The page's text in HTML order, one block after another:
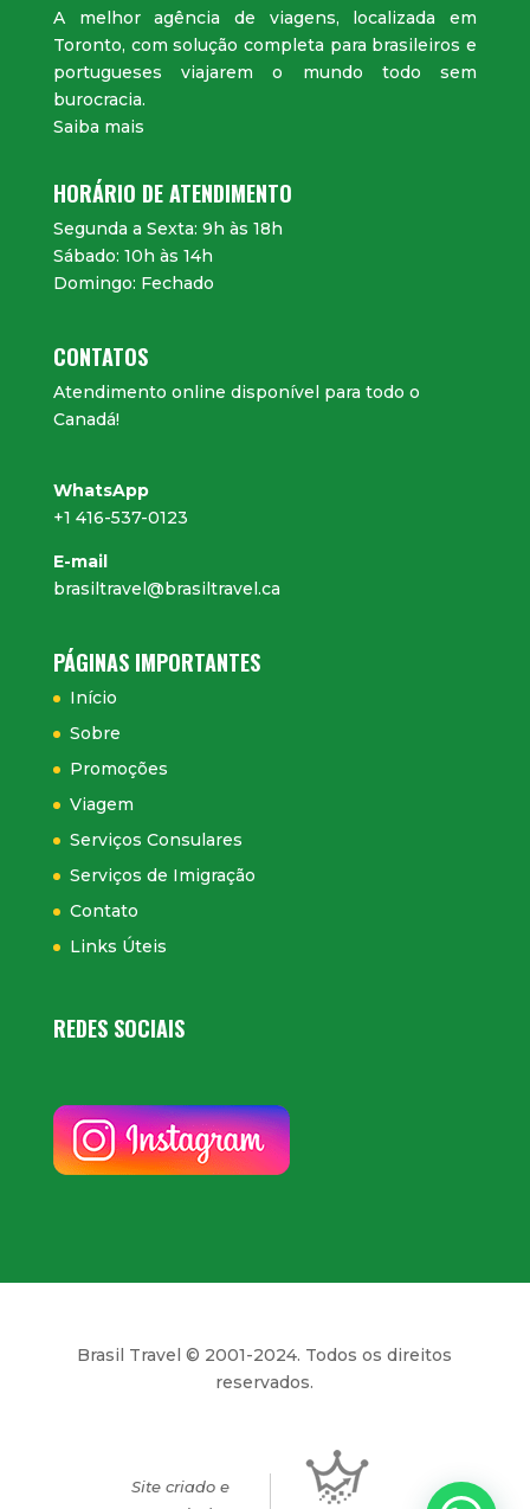
A melhor agência de viagens, localizada em
Toronto, com solução completa para brasileiros e
portugueses viajarem o mundo todo sem
burocracia.
Saiba mais
HORÁRIO DE ATENDIMENTO
Segunda a Sexta: 9h às 18h
Sábado: 10h às 14h
Domingo: Fechado
CONTATOS
Atendimento online disponível para todo o
Canadá!
WhatsApp
+1 416-537-0123
E-mail
brasiltravel@brasiltravel.ca
PÁGINAS IMPORTANTES
Início
Sobre
Promoções
Viagem
Serviços Consulares
Serviços de Imigração
Contato
Links Úteis
REDES SOCIAIS
Brasil Travel © 2001-2024. Todos os direitos
reservados.
Site criado e